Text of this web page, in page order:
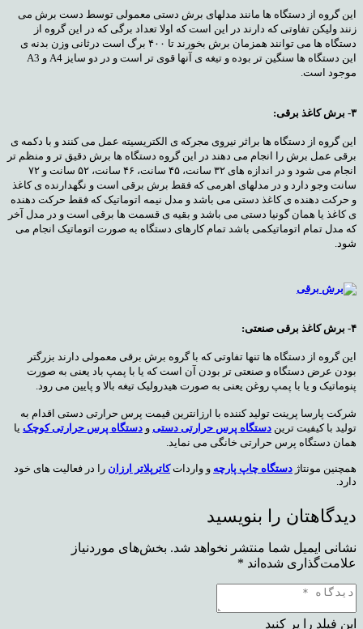
این گروه از دستگاه ها مانند مدلهای برش دستی معمولی توسط دست برش می
زنند ولیکن تفاوتی که دارند در این است که اولا تعداد برگی که در این گروه از
دستگاه ها می توانند همزمان برش بخورند تا ۴۰۰ برگ است درثانی وزن بدنه ی
این دستگاه ها سنگین تر بوده و تیغه ی آنها قوی تر است و در دو سایز A4 و A3
موجود است.
۳- برش کاغذ برقی:
این گروه از دستگاه ها براثر نیروی مجرکه ی الکتریسیته عمل می کنند و با دکمه ی
برقی عمل برش را انجام می دهند در این گروه دستگاه ها برش دقیق تر و منظم تر
انجام می شود و در اندازه های ۳۲ سانت، ۴۵ سانت، ۴۶ سانت، ۵۲ سانت و ۷۲
سانت وجو دارد و در مدلهای اهرمی که فقط برش برقی است و نگهدارنده ی کاغذ
و حرکت دهنده ی کاغذ دستی می باشد و مدل نیمه اتوماتیک که فقط حرکت دهنده
ی کاغذ یا همان گونیا دستی می باشد و بقیه ی قسمت ها برقی است و در مدل آخر
که مدل تمام اتوماتیکمی باشد تمام کارهای دستگاه به صورت اتوماتیک انجام می
شود.
۴- برش کاغذ برقی صنعتی:
این گروه از دستگاه ها تنها تفاوتی که با گروه برش برقی معمولی دارند بزرگتر
بودن عرض دستگاه و صنعتی تر بودن آن است که یا با پمپ باد یعنی به صورت
پنوماتیک و یا با پمپ روغن یعنی به صورت هیدرولیک تیغه بالا و پایین می رود.
شرکت پارسا پرینت تولید کننده با ارزانترین قیمت پرس حرارتی دستی اقدام به
تولید با کیفیت ترین دستگاه پرس حرارتی دستی و دستگاه پرس حرارتی کوچک یا
همان دستگاه پرس حرارتی خانگی می نماید.
همچنین مونتاژ دستگاه چاپ پارچه و وارداتکاترپلاتر ارزان را در فعالیت های خود
دارد.
دیدگاهتان را بنویسید
نشانی ایمیل شما منتشر نخواهد شد. بخش‌های موردنیاز
علامت‌گذاری شده‌اند *
این فیلد را پر کنید